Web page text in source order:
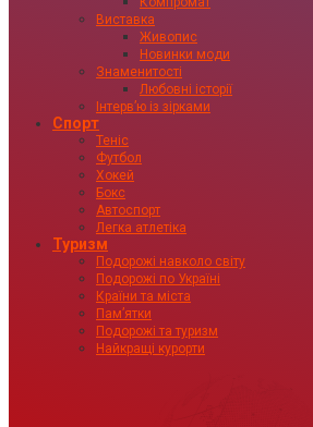
Виставка
Живопис
Новинки моди
Знаменитості
Любовні історії
Інтервʼю із зірками
Спорт
Теніс
Футбол
Хокей
Бокс
Автоспорт
Легка атлетіка
Туризм
Подорожі навколо світу
Подорожі по Україні
Країни та міста
Пам’ятки
Подорожі та туризм
Найкращі курорти